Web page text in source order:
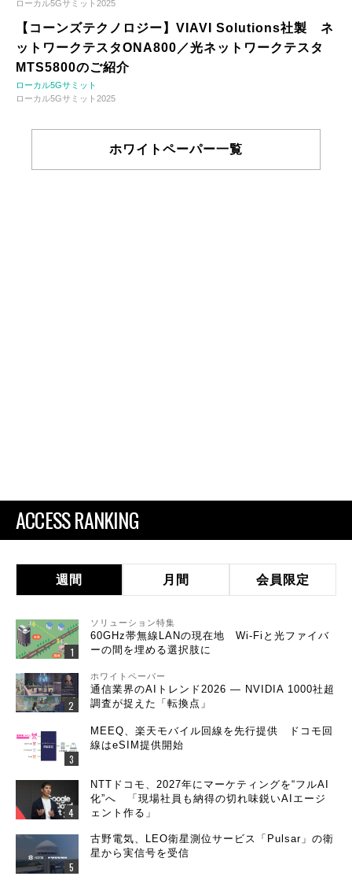
ローカル5Gサミット2025
【コーンズテクノロジー】VIAVI Solutions社製 ネ
ットワークテスタONA800／光ネットワークテスタ
MTS5800のご紹介
ローカル5Gサミット
ローカル5Gサミット2025
ホワイトペーパー一覧
ACCESS RANKING
週間 月間 会員限定
ソリューション特集
60GHz帯無線LANの現在地 Wi-Fiと光ファイバ
ーの間を埋める選択肢に
ホワイトペーパー
通信業界のAIトレンド2026 ― NVIDIA 1000社超
調査が捉えた「転換点」
MEEQ、楽天モバイル回線を先行提供 ドコモ回
線はeSIM提供開始
NTTドコモ、2027年にマーケティングを“フルAI
化”へ 「現場社員も納得の切れ味鋭いAIエージ
ェント作る」
古野電気、LEO衛星測位サービス「Pulsar」の衛
星から実信号を受信